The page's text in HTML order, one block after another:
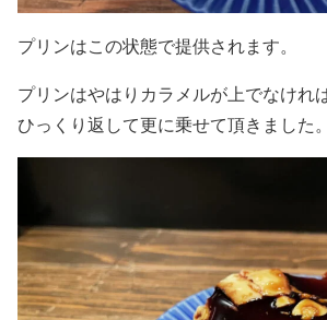
プリンはこの状態で提供されます。
プリンはやはりカラメルが上でなけれ
ひっくり返して更に乗せて頂きました。